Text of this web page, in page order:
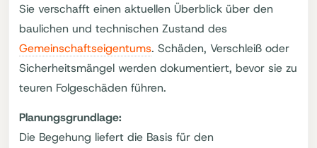
Sie verschafft einen aktuellen Überblick über den
baulichen und technischen Zustand des
Gemeinschaftseigentums. Schäden, Verschleiß oder
Sicherheitsmängel werden dokumentiert, bevor sie zu
teuren Folgeschäden führen.
Planungsgrundlage:
Die Begehung liefert die Basis für den